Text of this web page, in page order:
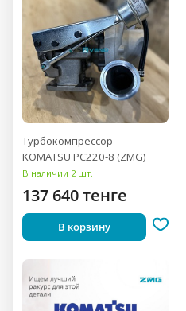
Турбокомпрессор
KOMATSU PC220-8 (ZMG)
В наличии 2 шт.
137 640 тенге
В корзину